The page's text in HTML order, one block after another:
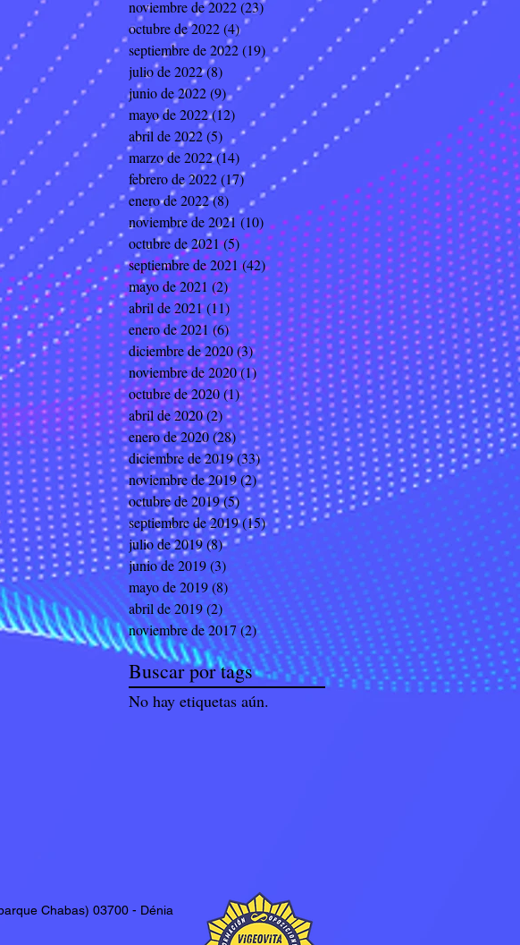
noviembre de 2022(23)23 entradas
octubre de 2022(4)4 entradas
septiembre de 2022(19) 19 entradas
julio de 2022(8) 8 entradas
junio de 2022(9)9 entradas
mayo de 2022(12) 12 entradas
abril de 2022(5) 5 entradas
marzo de 2022(14) 14 entradas
febrero de 2022(17)17 entradas
enero de 2022(8) 8 entradas
noviembre de 2021 (10) 10 entradas
octubre de 2021(5)5 entradas
septiembre de 2021 (42)42 entradas
mayo de 2021 (2)2 entradas
abril de 2021(11)11 entradas
enero de 2021 (6)6 entradas
diciembre de 2020(3)3 entradas
noviembre de 2020(1)1 entrada
octubre de 2020(1)1 entrada
abril de 2020(2)2 entradas
enero de 2020(28)28 entradas
diciembre de 2019(33)33 entradas
noviembre de 2019(2)2 entradas
octubre de 2019(5) 5 entradas
septiembre de 2019(15)15 entradas
julio de 2019(8)8 entradas
junio de 2019(3) 3 entradas
mayo de 2019(8)8 entradas
abril de 2019(2)2 entradas
noviembre de 2017(2)2 entradas
Buscar por tags
No hay etiquetas aún.
Chabas) 03700 - Dénia